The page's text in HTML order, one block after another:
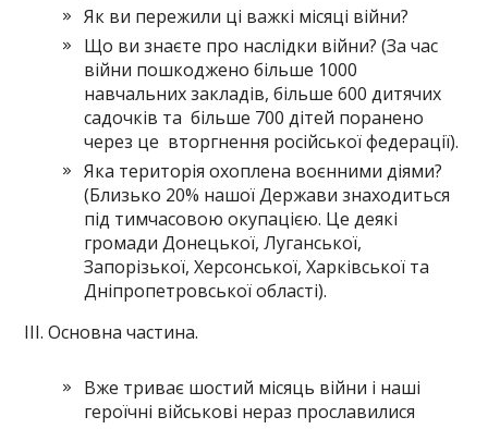
Як ви пережили ці важкі місяці війни?
Що ви знаєте про наслідки війни? (За час
війни пошкоджено більше 1000
навчальних закладів, більше 600 дитячих
садочків та більше 700 дітей поранено
через це вторгнення російської федерації).
Яка територія охоплена воєнними діями?
(Близько 20% нашої Держави знаходиться
під тимчасовою окупацією. Це деякі
громади Донецької, Луганської,
Запорізької, Херсонської, Харківської та
Дніпропетровської області).
ІІІ. Основна частина.
Вже триває шостий місяць війни і наші
героїчні військові нераз прославилися